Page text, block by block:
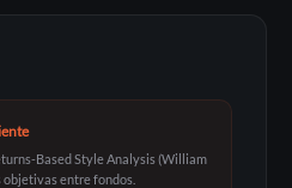
Based Style Analysis (William
objetivas entre fondos.